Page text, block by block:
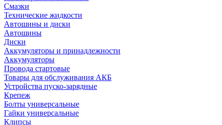
Смазки
Технические жидкости
Автошины и диски
Автошины
Диски
Аккумуляторы и принадлежности
Аккумуляторы
Провода стартовые
Товары для обслуживания АКБ
Устройства пуско-зарядные
Крепеж
Болты универсальные
Гайки универсальные
Клипсы